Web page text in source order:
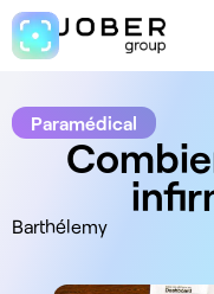
Paramédical
Barthélemy